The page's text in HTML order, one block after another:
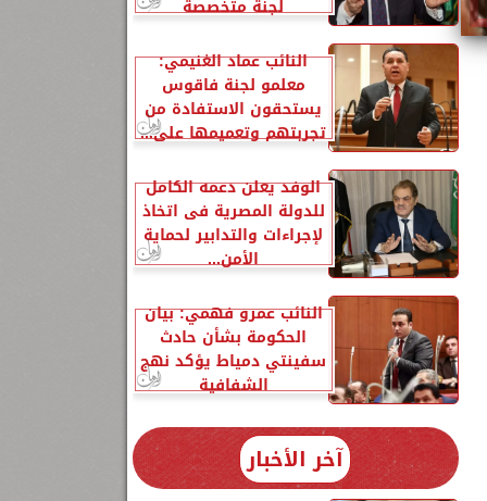
لجنة متخصصة
النائب عماد الغنيمي:
معلمو لجنة فاقوس
يستحقون الاستفادة من
تجربتهم وتعميمها على...
الوفد يعلن دعمه الكامل
للدولة المصرية فى اتخاذ
لإجراءات والتدابير لحماية
الأمن...
النائب عمرو فهمي: بيان
الحكومة بشأن حادث
سفينتي دمياط يؤكد نهج
الشفافية
آخر الأخبار